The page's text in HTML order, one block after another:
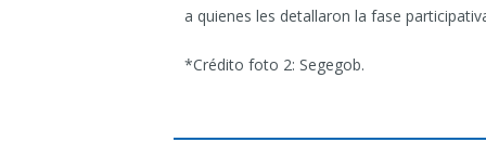
a quienes les detallaron la fase
*Crédito foto 2: Segegob.